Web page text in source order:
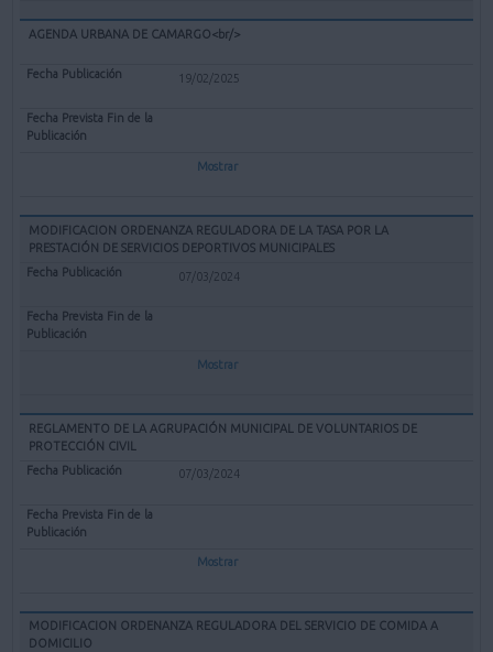
AGENDA URBANA DE CAMARGO<br/>
19/02/2025
Mostrar
MODIFICACION ORDENANZA REGULADORA DE LA TASA POR LA
PRESTACIÓN DE SERVICIOS DEPORTIVOS MUNICIPALES
07/03/2024
Mostrar
REGLAMENTO DE LA AGRUPACIÓN MUNICIPAL DE VOLUNTARIOS DE
PROTECCIÓN CIVIL
07/03/2024
Mostrar
MODIFICACION ORDENANZA REGULADORA DEL SERVICIO DE COMIDA A
DOMICILIO